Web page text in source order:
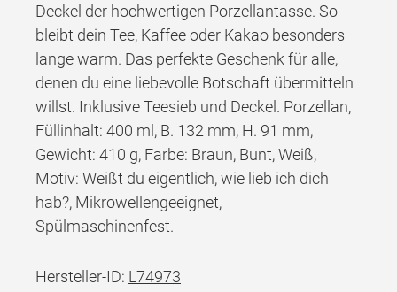
Deckel der hochwertigen Porzellantasse. So
bleibt dein Tee, Kaffee oder Kakao besonders
lange warm. Das perfekte Geschenk für alle,
denen du eine liebevolle Botschaft übermitteln
willst. Inklusive Teesieb und Deckel. Porzellan,
Füllinhalt: 400 ml, B. 132 mm, H. 91 mm,
Gewicht: 410 g, Farbe: Braun, Bunt, Weiß,
Motiv: Weißt du eigentlich, wie lieb ich dich
hab?, Mikrowellengeeignet,
Spülmaschinenfest.
Hersteller-ID: L74973